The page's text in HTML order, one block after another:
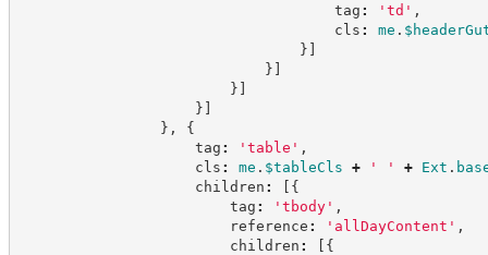
tag : ' td ' ,
cls : me .
} ]
} ]
} ]
} ]
} ,
{
tag : ' table ' ,
cls : me . $tableCls + ' ' + Ext .
children : [ {
tag : ' tbody' ,
reference : ' allDayContent ' ,
children : [ {